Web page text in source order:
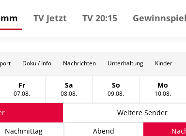
TV Jetzt TV 20:15
Doku / Info Nachrichten Unterhaltung Kinder
06 August
Freitag, 07 August
Fr
07.08. Samstag, 08 August
Sa
08.08. Sonntag, 09 August
So
09.08.
Mo
10.08.
Weitere Sender
Nachmittag Abend